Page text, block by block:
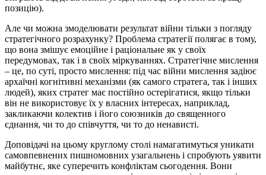
позицію).
Але чи можна змоделювати результат війни тільки з погляду
стратегічного розрахунку? Проблема стратегії полягає в тому,
що вона змішує емоційне і раціональне як у своїх
передумовах, так і в своїх міркуваннях. Стратегічне мислення
– це, по суті, просто мислення: під час війни мислення задіює
архаїчні когнітивні механізми (як самого стратега, так і інших
людей), яких стратег має постійно остерігатися, якщо тільки
він не використовує їх у власних інтересах, наприклад,
закликаючи колектив і його союзників до священного
єднання, чи то до співчуття, чи то до ненависті.
Доповідачі на цьому круглому столі намагатимуться уникати
самовпевнених пишномовних узагальнень і спробують уявити
майбутнє, яке суперечить конфліктам сьогодення. Вони